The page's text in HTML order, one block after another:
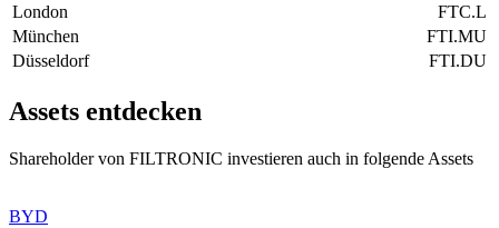
London
FTC.L
München
FTI.MU
Düsseldorf
FTI.DU
Assets entdecken
Shareholder von FILTRONIC investieren auch in folgende Assets
BYD